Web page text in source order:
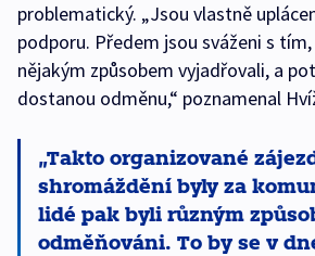
problematický. „Jsou vlastně
podporu. Předem jsou sváženi s
nějakým způsobem vyjadřovali, a
dostanou odměnu,“ poznamenal
Takto organizované
shromáždění byly za
lidé pak byli různým
odměňováni. To by se v